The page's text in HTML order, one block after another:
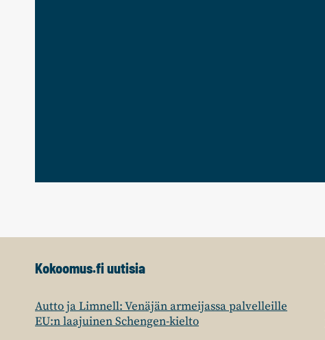
Kokoomus.fi uutisia
Autto ja Limnell: Venäjän armeijassa palvelleille
EU:n laajuinen Schengen-kielto